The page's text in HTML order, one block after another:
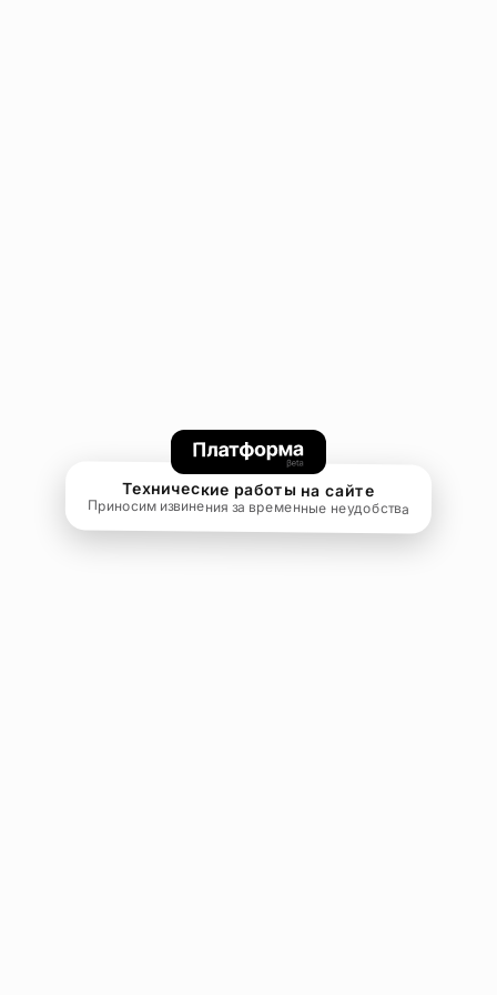
Технические работы на сайте
Приносим извинения за временные неудобства